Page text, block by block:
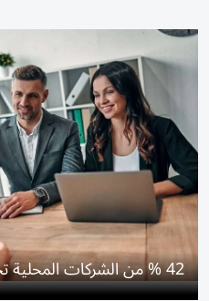
42 % من الشركات المحلية تخطط للتوظيف